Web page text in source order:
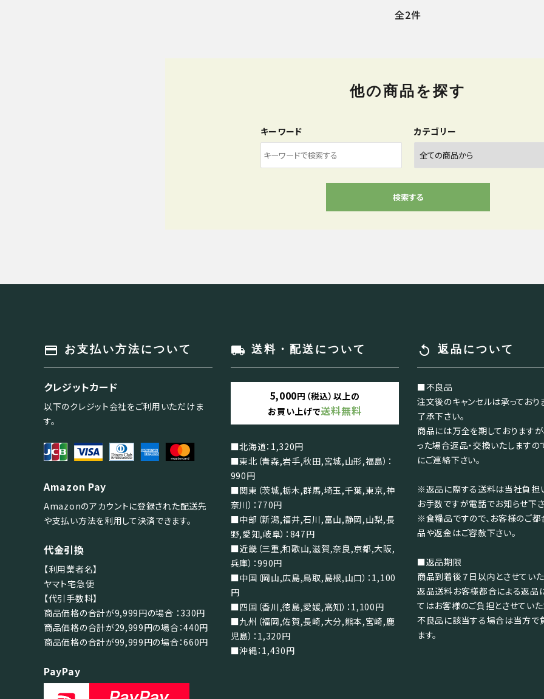
全2件
他の商品を探す
キーワード カテゴリー
検索する
カテゴリー
検索する
payment お支払い方法について
クレジットカード
以下のクレジット会社をご利用いただけま
す。
Amazon Pay
Amazonのアカウントに登録された配送先
や支払い方法を利用して決済できます。
代金引換
【利用業者名】
ヤマト宅急便
【代引手数料】
商品価格の合計が9,999円の場合 ：330円
商品価格の合計が29,999円の場合：440円
商品価格の合計が99,999円の場合：660円
PayPay
local_shipping 送料・配送について
5,000円（税込）以上の
お買い上げで送料無料
■北海道：1,320円
■東北（青森,岩手,秋田,宮城,山形,福島）：
990円
■関東（茨城,栃木,群馬,埼玉,千葉,東京,神
奈川）：770円
■中部（新潟,福井,石川,富山,静岡,山梨,長
野,愛知,岐阜）：847円
■近畿（三重,和歌山,滋賀,奈良,京都,大阪,
兵庫）：990円
■中国（岡山,広島,鳥取,島根,山口）：1,100
円
■四国（香川,徳島,愛媛,高知）：1,100円
■九州（福岡,佐賀,長崎,大分,熊本,宮崎,鹿
児島）：1,320円
■沖縄：1,430円
replay 返品について
■不良品
注文後のキャンセルは承っており
了承下さい。
商品には万全を期しておりますが
った場合返品・交換いたしますの
にご連絡下さい。
※返品に際する送料は当社負担い
お手数ですが電話でお知らせ下さ
※食糧品ですので、お客様のご都
品や返金はご容赦下さい。
■返品期限
商品到着後７日以内とさせていた
返品送料お客様都合による返品
てはお客様のご負担とさせていた
不良品に該当する場合は当方で
ます。